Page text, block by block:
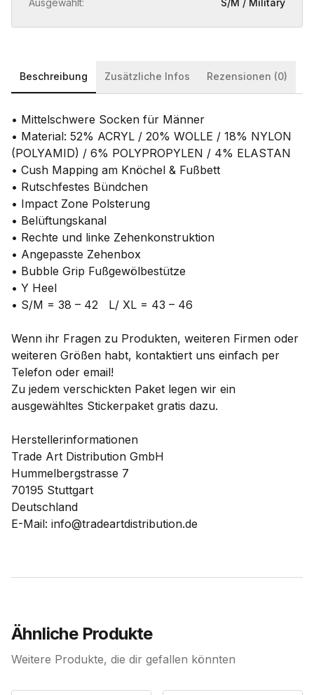
Ausgewählt: S/M / Military
Beschreibung Zusätzliche Infos Rezensionen (0)
• Mittelschwere Socken für Männer
• Material: 52% ACRYL / 20% WOLLE / 18% NYLON
(POLYAMID) / 6% POLYPROPYLEN / 4% ELASTAN
• Cush Mapping am Knöchel & Fußbett
• Rutschfestes Bündchen
• Impact Zone Polsterung
• Belüftungskanal
• Rechte und linke Zehenkonstruktion
• Angepasste Zehenbox
• Bubble Grip Fußgewölbestütze
• Y Heel
• S/M = 38 – 42 L/ XL = 43 – 46
Wenn ihr Fragen zu Produkten, weiteren Firmen oder
weiteren Größen habt, kontaktiert uns einfach per
Telefon oder email!
Zu jedem verschickten Paket legen wir ein
ausgewähltes Stickerpaket gratis dazu.
Herstellerinformationen
Trade Art Distribution GmbH
Hummelbergstrasse 7
70195 Stuttgart
Deutschland
E-Mail: info@tradeartdistribution.de
Ähnliche Produkte
Weitere Produkte, die dir gefallen könnten